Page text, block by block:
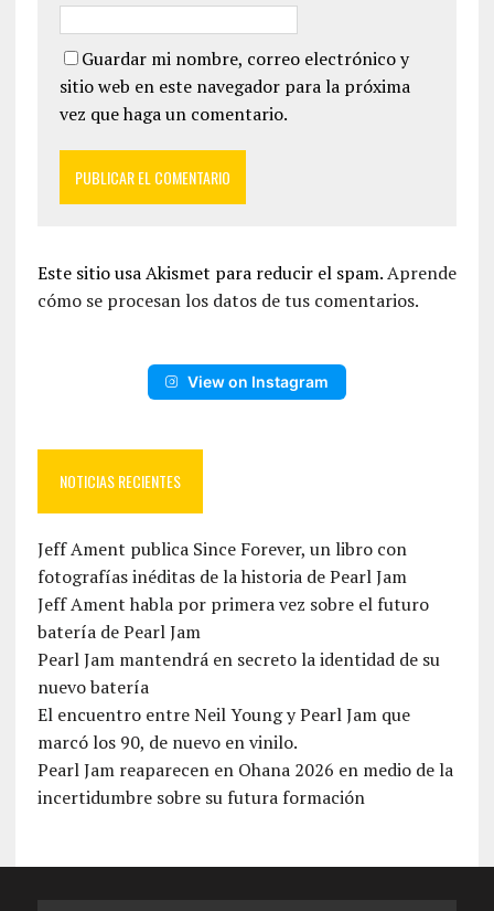
Guardar mi nombre, correo electrónico y
sitio web en este navegador para la próxima
vez que haga un comentario.
Este sitio usa Akismet para reducir el spam.Aprende
cómo se procesan los datos de tus comentarios.
View on Instagram
NOTICIAS RECIENTES
Jeff Ament publica Since Forever, un libro con
fotografías inéditas de la historia de Pearl Jam
Jeff Ament habla por primera vez sobre el futuro
batería de Pearl Jam
Pearl Jam mantendrá en secreto la identidad de su
nuevo batería
El encuentro entre Neil Young y Pearl Jam que
marcó los 90, de nuevo en vinilo.
Pearl Jam reaparecen en Ohana 2026 en medio de la
incertidumbre sobre su futura formación